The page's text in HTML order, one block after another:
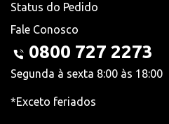
Status do Pedido
Fale Conosco
0800 727 2273
Segunda à sexta 8:00 às 18:00
*Exceto feriados